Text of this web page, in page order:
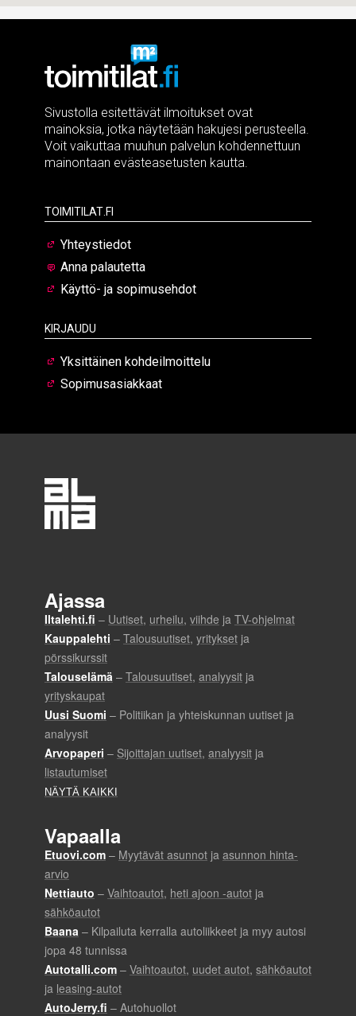
Sivustolla esitettävät ilmoitukset ovat
mainoksia, jotka näytetään hakujesi perusteella.
Voit vaikuttaa muuhun palvelun kohdennettuun
mainontaan evästeasetusten kautta.
Toimitilat.fi
Yhteystiedot
Anna palautetta
Käyttö- ja sopimusehdot
Kirjaudu
Yksittäinen kohdeilmoittelu
Sopimusasiakkaat